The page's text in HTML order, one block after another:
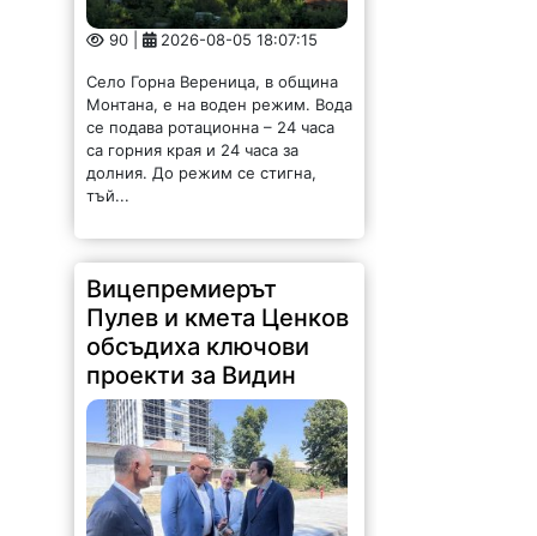
90 | 2026-08-05 18:07:15
Село Горна Вереница, в община
Монтана, е на воден режим. Вода
се подава ротационна – 24 часа
са горния края и 24 часа за
долния. До режим се стигна,
тъй...
Вицепремиерът
Пулев и кмета Ценков
обсъдиха ключови
проекти за Видин